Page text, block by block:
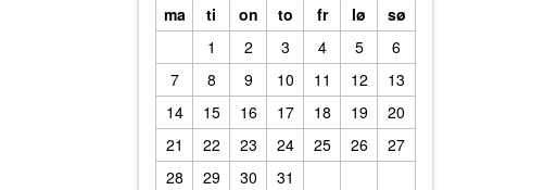
ma
ti on to fr lø
sø
1
2 3 4 5
6
7
8 9 10 11 12
13
14
15 16 17 18 19
20
21
22 23 24 25 26
27
28
29 30 31